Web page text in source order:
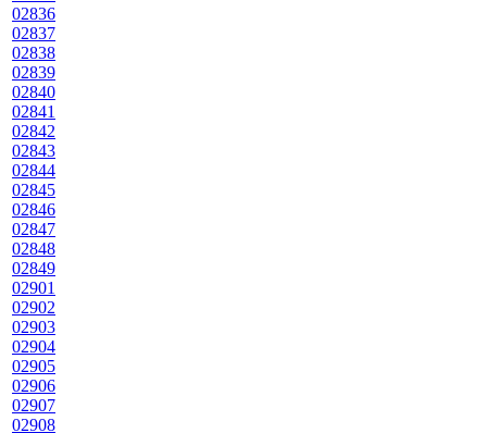
02836
02837
02838
02839
02840
02841
02842
02843
02844
02845
02846
02847
02848
02849
02901
02902
02903
02904
02905
02906
02907
02908